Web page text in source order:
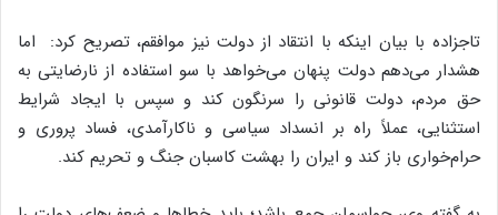
تاجزاده با بیان اینکه با انتقاد از دولت نیز موافقم، تصریح کرد: اما
هشدار می‌دهم دولت پنهان می‌خواهد با سو استفاده از نارضایتی به
حق مردم، دولت قانونی را سرنگون کند و سپس با ایجاد شرایط
استثنایی، عملاً راه بر انسداد سیاسی و ناکارآمدی، فساد پروری و
حرام‌خواری باز کند و ایران را بهشت کاسبان جنگ و تحریم کند.